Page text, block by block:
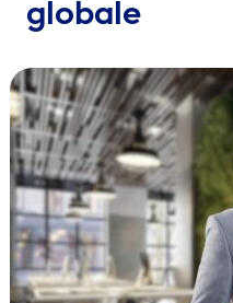
Chi siamo
Sostenibilità
TravelHub Login
Cerca
IT
globale